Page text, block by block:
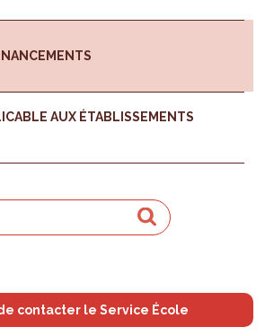
AUX ÉTABLISSEMENTS
contacter le Service École